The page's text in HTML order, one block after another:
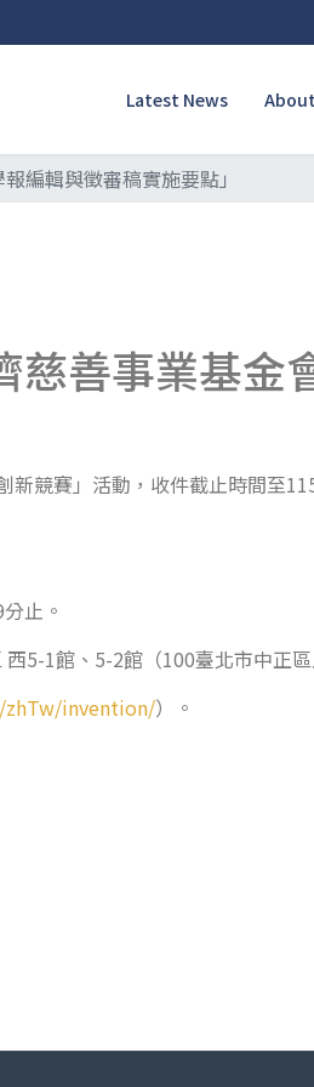
Latest News
編輯與徵審稿實施要點」
善事業基金
競賽」活動，收件截止時間至
止。
5-1館、5-2館（100臺北市中正
invention/）。